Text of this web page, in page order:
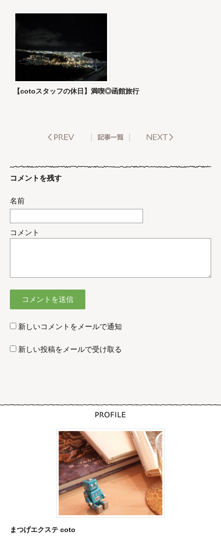
【cotoスタッフの休日】満喫◎函館旅行
コメントを残す
名前
コメント
新しいコメントをメールで通知
新しい投稿をメールで受け取る
まつげエクステ coto